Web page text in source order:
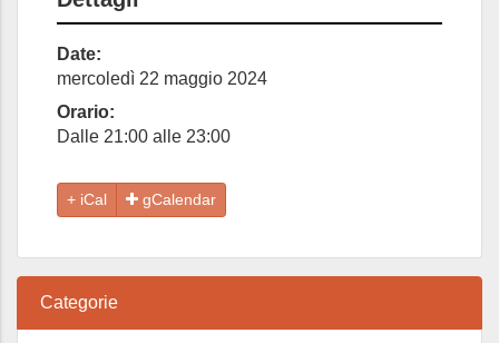
Date:
mercoledì 22 maggio 2024
Orario:
Dalle 21:00 alle 23:00
gCalendar
Categorie